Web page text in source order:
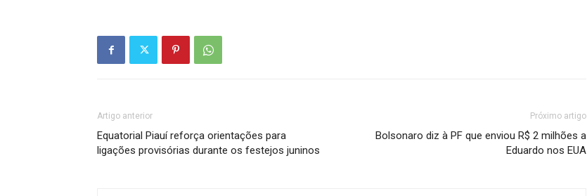
Artigo anterior
Equatorial Piauí reforça orientações para
ligações provisórias durante os festejos juninos
Próximo artigo
Bolsonaro diz à PF que enviou R$ 2 milhões a
Eduardo nos EUA